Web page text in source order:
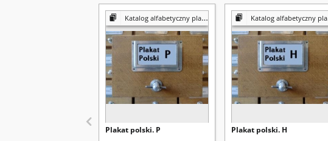
Katalog alfabetyczny plakatów
Plakat polski. P
Katalog alfabetyczny plakatów
Plakat polski. H